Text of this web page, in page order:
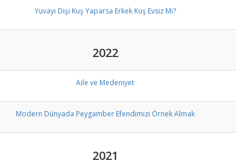
Yuvayı Dişi Kuş Yaparsa Erkek Kuş Evsiz Mi?
2022
Aile ve Medeniyet
Modern Dünyada Peygamber Efendimizi Örnek Almak
2021